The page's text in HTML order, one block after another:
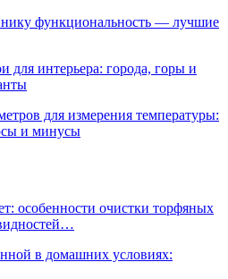
функциональность — лучшие
для интерьера: города, горы и
для измерения температуры:
и минусы
особенности очистки торфяных
в домашних условиях: